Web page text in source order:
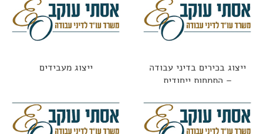
ייצוג בכירים בדיני עבודה
– התמחות ייחודית
ייצוג מעבידים